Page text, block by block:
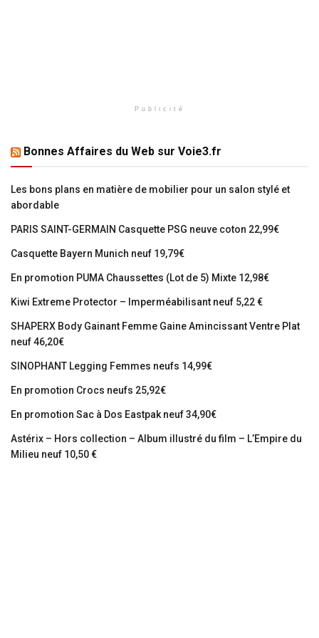
Publicité
Bonnes Affaires du Web sur Voie3.fr
Les bons plans en matière de mobilier pour un salon stylé et
abordable
PARIS SAINT-GERMAIN Casquette PSG neuve coton 22,99€
Casquette Bayern Munich neuf 19,79€
En promotion PUMA Chaussettes (Lot de 5) Mixte 12,98€
Kiwi Extreme Protector – Imperméabilisant neuf 5,22 €
SHAPERX Body Gainant Femme Gaine Amincissant Ventre Plat
neuf 46,20€
SINOPHANT Legging Femmes neufs 14,99€
En promotion Crocs neufs 25,92€
En promotion Sac à Dos Eastpak neuf 34,90€
Astérix – Hors collection – Album illustré du film – L’Empire du
Milieu neuf 10,50 €